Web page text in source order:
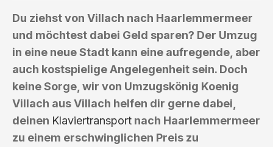
Du ziehst von Villach nach Haarlemmermeer
und möchtest dabei Geld sparen? Der Umzug
in eine neue Stadt kann eine aufregende, aber
auch kostspielige Angelegenheit sein. Doch
keine Sorge, wir von Umzugskönig Koenig
Villach aus Villach helfen dir gerne dabei,
deinen Klaviertransport nach Haarlemmermeer
zu einem erschwinglichen Preis zu